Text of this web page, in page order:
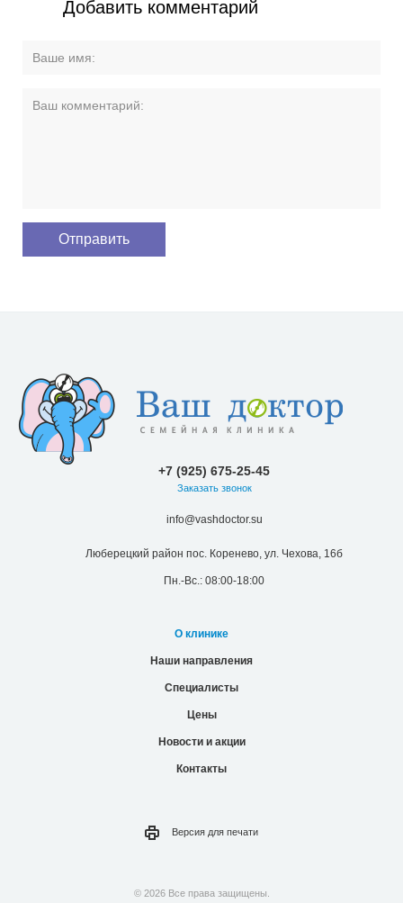
Добавить комментарий
+7 (925) 675-25-45
Заказать звонок
info@vashdoctor.su
Люберецкий район пос. Коренево, ул. Чехова, 16б
Пн.-Вс.: 08:00-18:00
О клинике
Наши направления
Специалисты
Цены
Новости и акции
Контакты
Версия для печати
© 2026 Все права защищены.